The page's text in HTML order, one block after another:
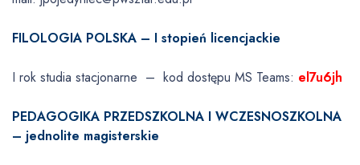
FILOLOGIA POLSKA – I stopień licencjackie
I rok studia stacjonarne – kod dostępu MS Teams: el7u6jh
PEDAGOGIKA PRZEDSZKOLNA I WCZESNOSZKOLNA
– jednolite magisterskie